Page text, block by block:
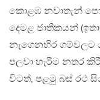
කොළඹ නවාතැන්
දෙමළ ජාතිකයන්
නැගෙනහිර ගම්වලට
පලවා හැරීම නතර
විටත්, පළමු බස් රථ